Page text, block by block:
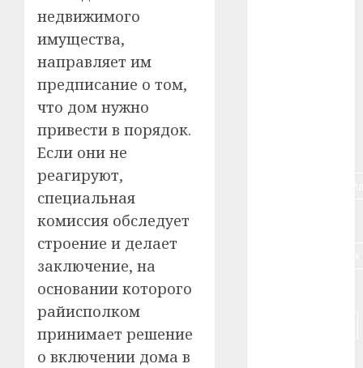
недвижимого
имущества,
направляет им
предписание о том,
что дом нужно
привести в порядок.
Если они не
реагируют,
специальная
комиссия обследует
строение и делает
заключение, на
основании которого
райисполком
принимает решение
о включении дома в